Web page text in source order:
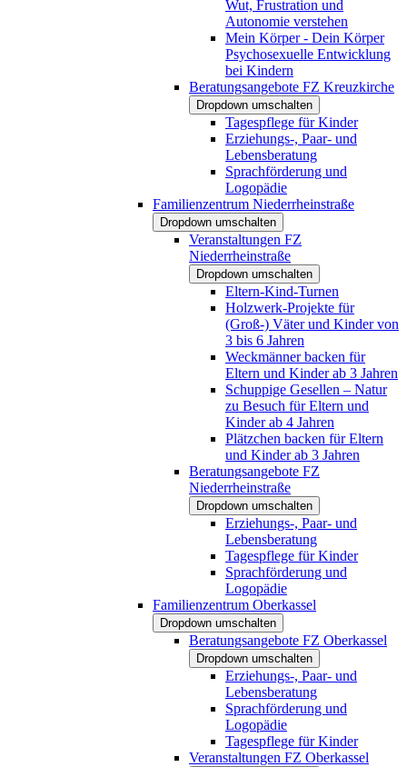
Wut, Frustration und
Autonomie verstehen
Mein Körper - Dein Körper
Psychosexuelle Entwicklung
bei Kindern
Beratungsangebote FZ Kreuzkirche
Dropdown umschalten
Tagespflege für Kinder
Erziehungs-, Paar- und
Lebensberatung
Sprachförderung und
Logopädie
Familienzentrum Niederrheinstraße
Dropdown umschalten
Veranstaltungen FZ
Niederrheinstraße
Dropdown umschalten
Eltern-Kind-Turnen
Holzwerk-Projekte für
(Groß-) Väter und Kinder von
3 bis 6 Jahren
Weckmänner backen für
Eltern und Kinder ab 3 Jahren
Schuppige Gesellen – Natur
zu Besuch für Eltern und
Kinder ab 4 Jahren
Plätzchen backen für Eltern
und Kinder ab 3 Jahren
Beratungsangebote FZ
Niederrheinstraße
Dropdown umschalten
Erziehungs-, Paar- und
Lebensberatung
Tagespflege für Kinder
Sprachförderung und
Logopädie
Familienzentrum Oberkassel
Dropdown umschalten
Beratungsangebote FZ Oberkassel
Dropdown umschalten
Erziehungs-, Paar- und
Lebensberatung
Sprachförderung und
Logopädie
Tagespflege für Kinder
Veranstaltungen FZ Oberkassel